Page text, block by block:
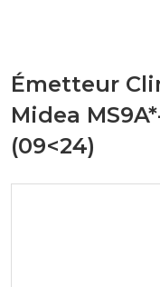
Émetteur
Midea
(09<24)